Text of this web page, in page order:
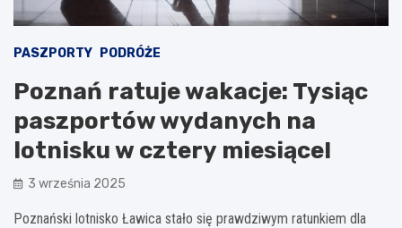
PASZPORTY PODRÓŻE
Poznań ratuje wakacje: Tysiąc
paszportów wydanych na
lotnisku w cztery miesiące!
3 września 2025
Poznański lotnisko Ławica stało się prawdziwym ratunkiem dla